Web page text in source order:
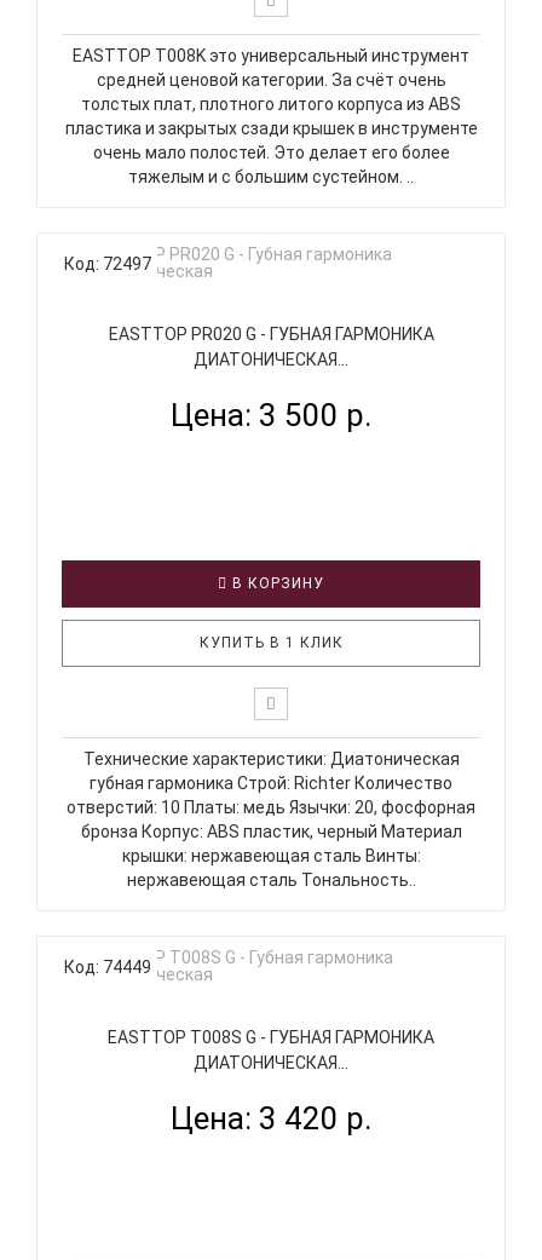
EASTTOP T008K это универсальный инструмент
средней ценовой категории. За счёт очень
толстых плат, плотного литого корпуса из ABS
пластика и закрытых сзади крышек в инструменте
очень мало полостей. Это делает его более
тяжелым и с большим сустейном. ..
Код: 72497
EASTTOP PR020 G - ГУБНАЯ ГАРМОНИКА
ДИАТОНИЧЕСКАЯ...
Цена: 3 500 р.
В КОРЗИНУ
КУПИТЬ В 1 КЛИК
Технические характеристики: Диатоническая
губная гармоника Строй: Richter Количество
отверстий: 10 Платы: медь Язычки: 20, фосфорная
бронза Корпус: ABS пластик, черный Материал
крышки: нержавеющая сталь Винты:
нержавеющая сталь Тональность..
Код: 74449
EASTTOP T008S G - ГУБНАЯ ГАРМОНИКА
ДИАТОНИЧЕСКАЯ...
Цена: 3 420 р.